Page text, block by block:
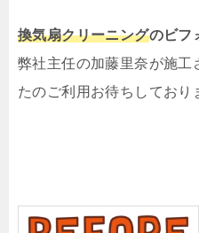
換気扇クリーニングのビフ
弊社主任の加藤里奈が施工
たのご利用お待ちしており